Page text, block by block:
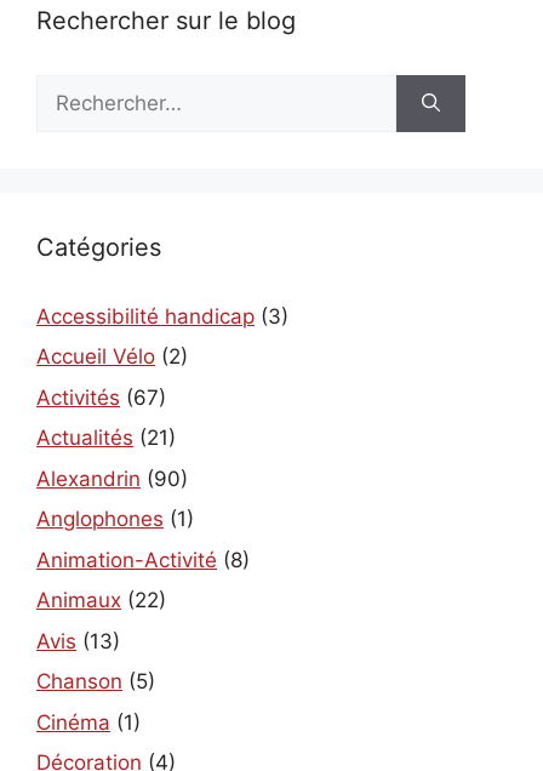
Rechercher sur le blog
Catégories
Accessibilité handicap (3)
Accueil Vélo (2)
Activités (67)
Actualités (21)
Alexandrin (90)
Anglophones (1)
Animation-Activité (8)
Animaux (22)
Avis (13)
Chanson (5)
Cinéma (1)
Décoration (4)